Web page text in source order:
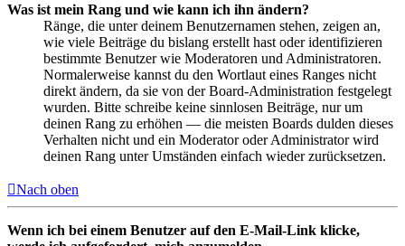
Was ist mein Rang und wie kann ich ihn ändern?
Ränge, die unter deinem Benutzernamen stehen, zeigen an,
wie viele Beiträge du bislang erstellt hast oder identifizieren
bestimmte Benutzer wie Moderatoren und Administratoren.
Normalerweise kannst du den Wortlaut eines Ranges nicht
direkt ändern, da sie von der Board-Administration festgelegt
wurden. Bitte schreibe keine sinnlosen Beiträge, nur um
deinen Rang zu erhöhen — die meisten Boards dulden dieses
Verhalten nicht und ein Moderator oder Administrator wird
deinen Rang unter Umständen einfach wieder zurücksetzen.
Nach oben
Wenn ich bei einem Benutzer auf den E-Mail-Link klicke,